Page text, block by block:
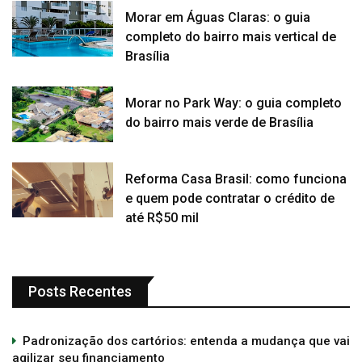
Morar em Águas Claras: o guia
completo do bairro mais vertical de
Brasília
Morar no Park Way: o guia completo
do bairro mais verde de Brasília
Reforma Casa Brasil: como funciona
e quem pode contratar o crédito de
até R$50 mil
Posts Recentes
Padronização dos cartórios: entenda a mudança que vai
agilizar seu financiamento